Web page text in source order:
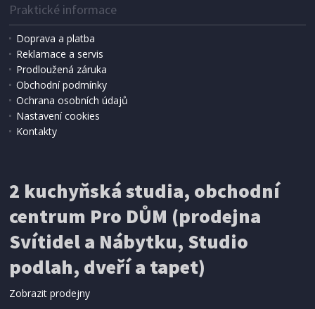
268 Kč
Praktické informace
Doprava a platba
Reklamace a servis
Prodloužená záruka
Obchodní podmínky
Ochrana osobních údajů
Nastavení cookies
Kontakty
2 kuchyňská studia, obchodní
centrum Pro DŮM (prodejna
Svítidel a Nábytku, Studio
podlah, dveří a tapet)
Zobrazit prodejny